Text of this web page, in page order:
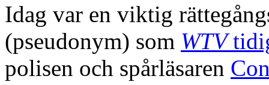
Idag var en viktig
(pseudonym) som WTV
polisen och spårläsaren